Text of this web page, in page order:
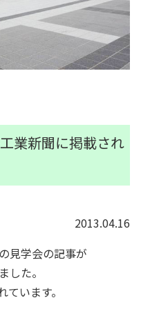
業新聞に掲載され
2013.04.16
見学会の記事が
した。
います。